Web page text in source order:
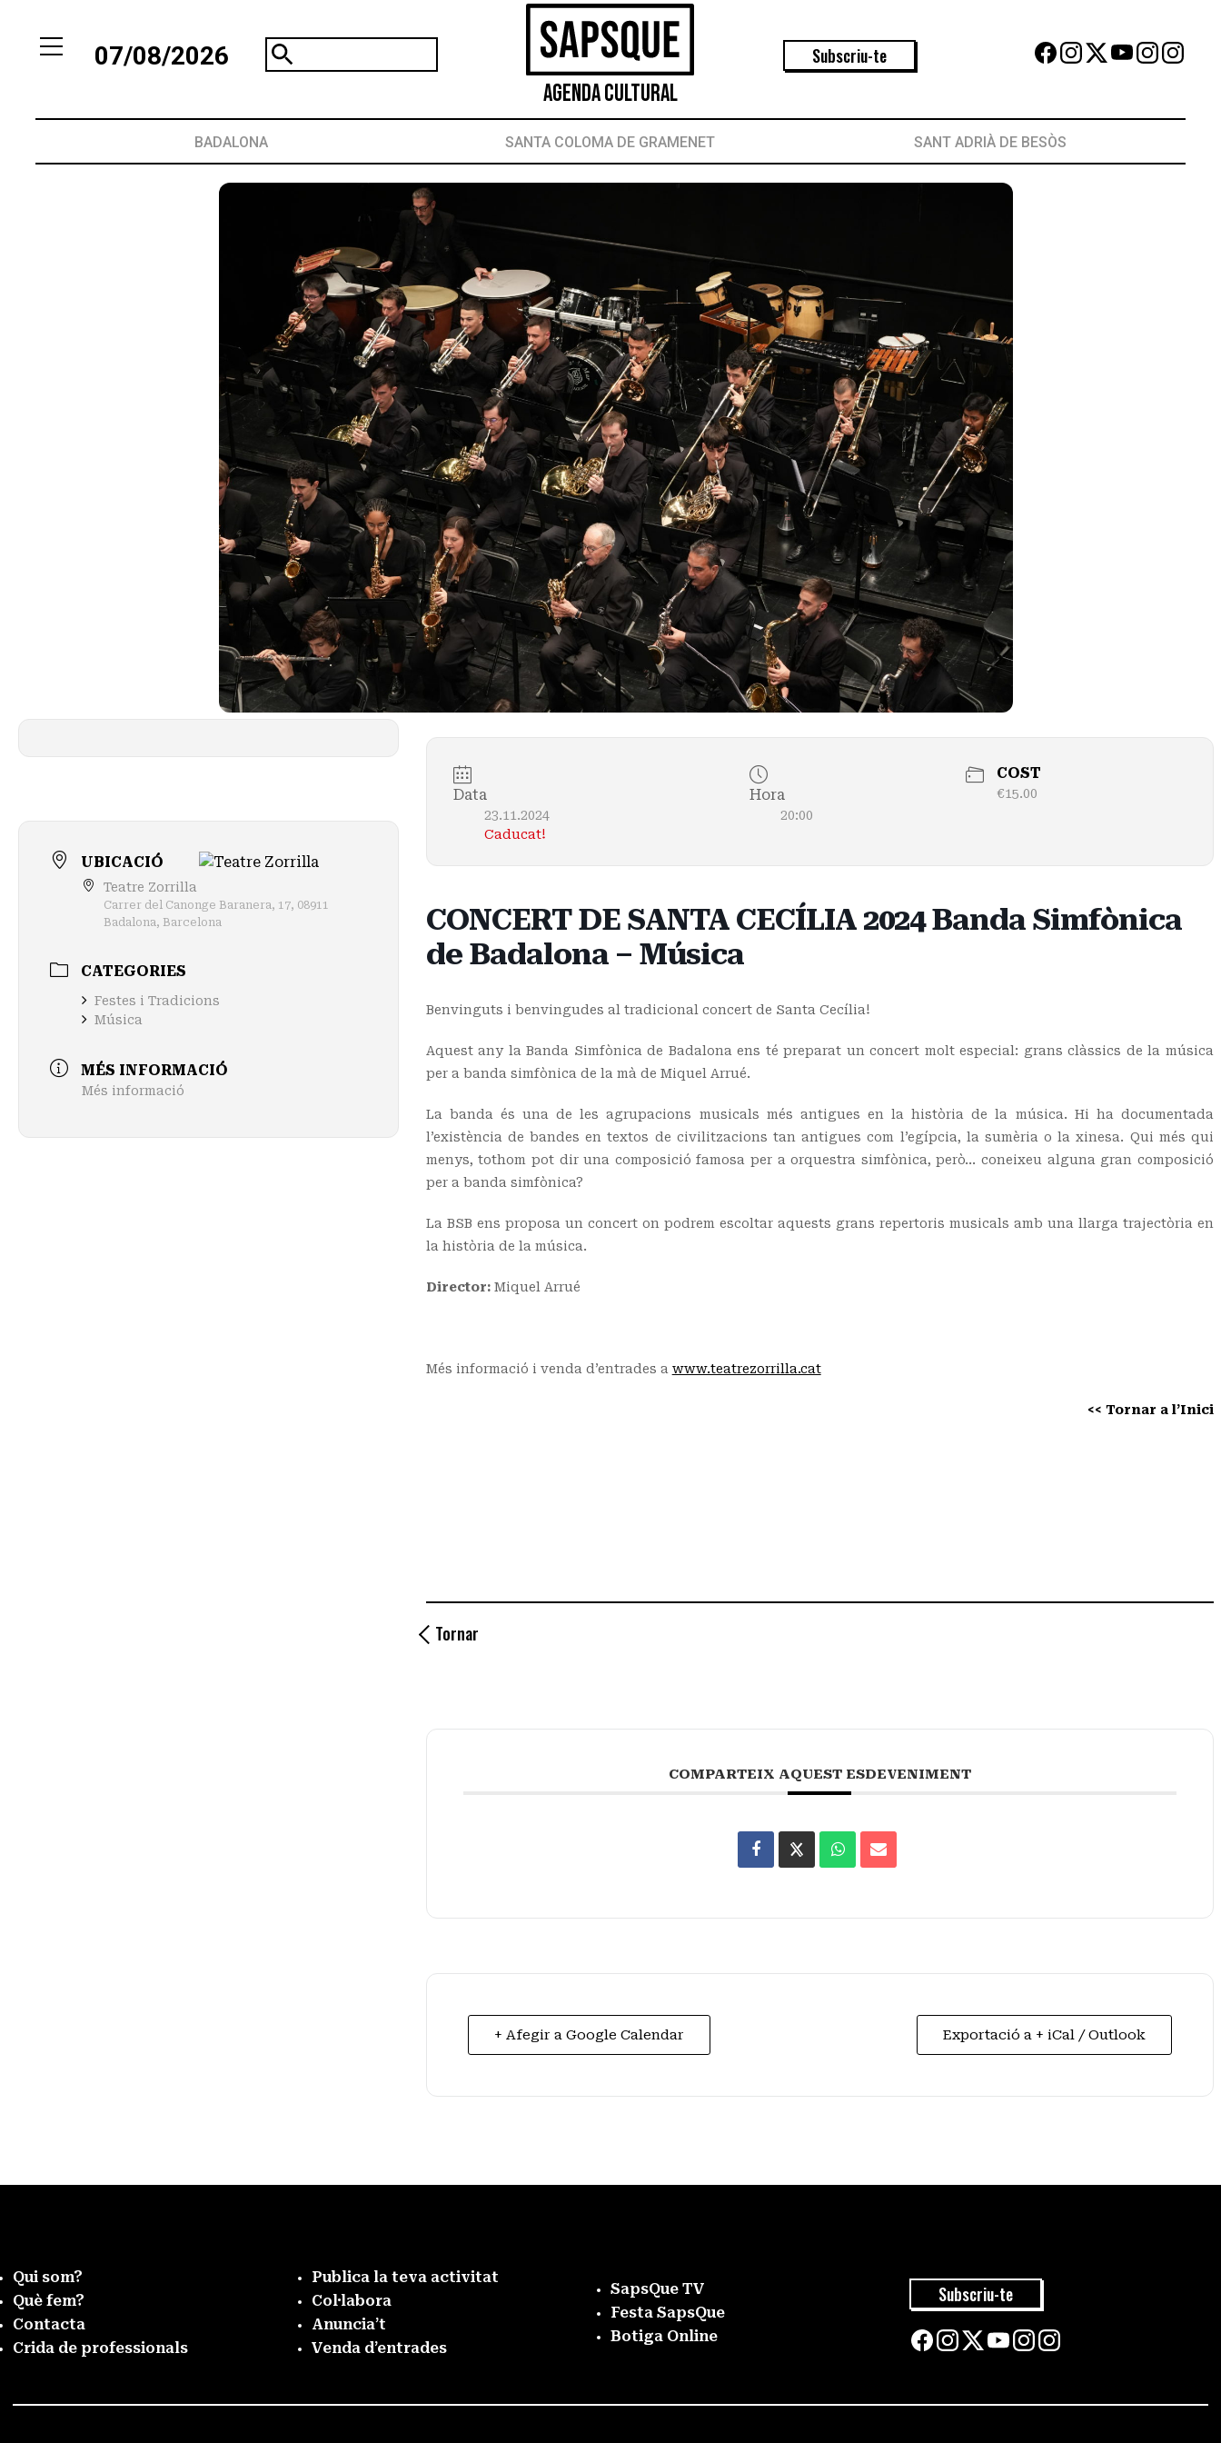
07/08/2026
Agenda Cultural
Subscriu-te
BADALONA SANTA COLOMA DE GRAMENET SANT ADRIÀ DE BESÒS
UBICACIÓ
Teatre Zorrilla
Carrer del Canonge Baranera, 17, 08911
Badalona, Barcelona
CATEGORIES
Festes i Tradicions
Música
MÉS INFORMACIÓ
Més informació
Data
23.11.2024
Caducat!
Hora
20:00
COST
€15.00
CONCERT DE SANTA CECÍLIA 2024 Banda Simfònica
de Badalona – Música
Benvinguts i benvingudes al tradicional concert de Santa Cecília!
Aquest any la Banda Simfònica de Badalona ens té preparat un concert molt especial: grans clàssics de la música
per a banda simfònica de la mà de Miquel Arrué.
La banda és una de les agrupacions musicals més antigues en la història de la música. Hi ha documentada
l’existència de bandes en textos de civilitzacions tan antigues com l’egípcia, la sumèria o la xinesa. Qui més qui
menys, tothom pot dir una composició famosa per a orquestra simfònica, però… coneixeu alguna gran composició
per a banda simfònica?
La BSB ens proposa un concert on podrem escoltar aquests grans repertoris musicals amb una llarga trajectòria en
la història de la música.
Director:Miquel Arrué
Més informació i venda d’entrades a www.teatrezorrilla.cat
<< Tornar a l’Inici
Tornar
COMPARTEIX AQUEST ESDEVENIMENT
+ Afegir a Google Calendar Exportació a + iCal / Outlook
Qui som?
Què fem?
Contacta
Crida de professionals
Publica la teva activitat
Col·labora
Anuncia’t
Venda d’entrades
SapsQue TV
Festa SapsQue
Botiga Online
Subscriu-te